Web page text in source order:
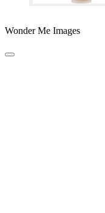
Wonder Me Images